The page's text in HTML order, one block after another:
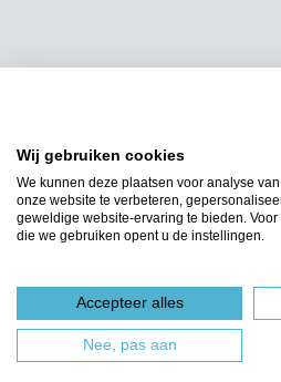
Wij gebruiken cookies
We kunnen deze plaatsen voor analyse
onze website te verbeteren,
geweldige website-ervaring te bieden.
die we gebruiken opent u de instellingen.
Accepteer alles
Nee, pas aan